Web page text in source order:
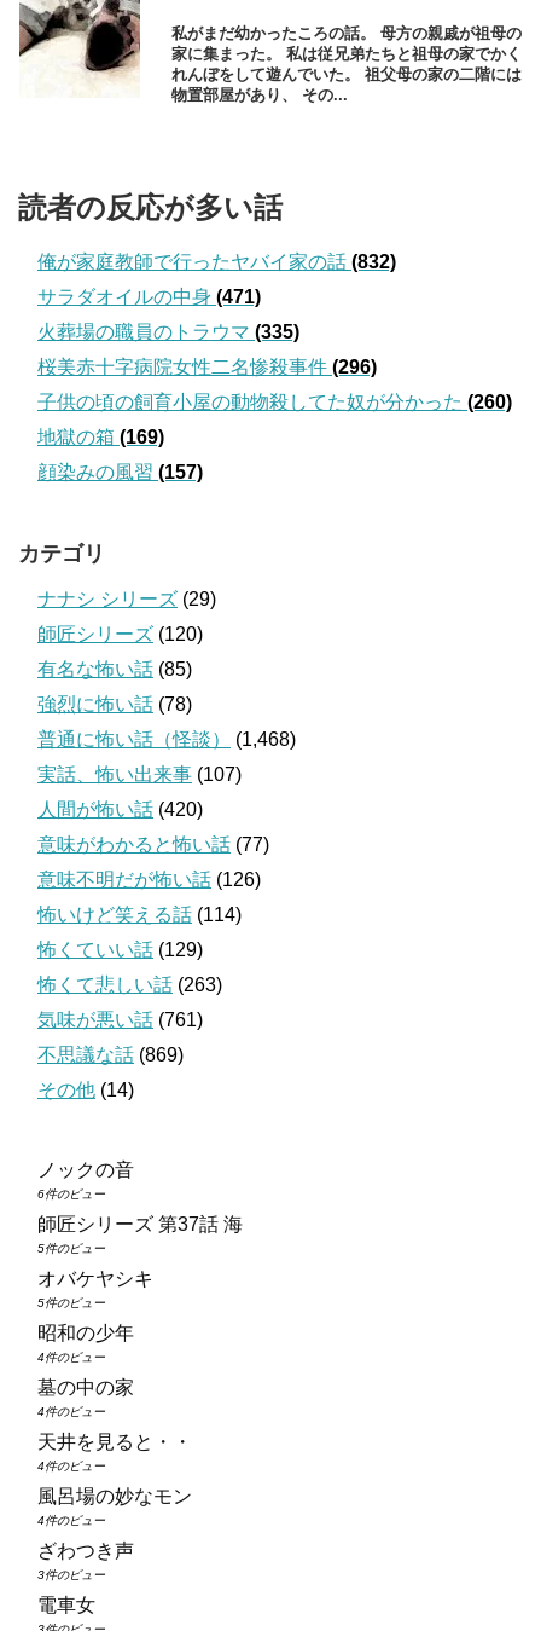
私がまだ幼かったころの話。 母方の親戚が祖母の
家に集まった。 私は従兄弟たちと祖母の家でかく
れんぼをして遊んでいた。 祖父母の家の二階には
物置部屋があり、 その...
読者の反応が多い話
俺が家庭教師で行ったヤバイ家の話 (832)
サラダオイルの中身 (471)
火葬場の職員のトラウマ (335)
桜美赤十字病院女性二名惨殺事件 (296)
子供の頃の飼育小屋の動物殺してた奴が分かった (260)
地獄の箱 (169)
顔染みの風習 (157)
カテゴリ
ナナシ シリーズ (29)
師匠シリーズ (120)
有名な怖い話 (85)
強烈に怖い話 (78)
普通に怖い話（怪談）
(1,468)
実話、怖い出来事 (107)
人間が怖い話 (420)
意味がわかると怖い話 (77)
意味不明だが怖い話 (126)
怖いけど笑える話 (114)
怖くていい話 (129)
怖くて悲しい話 (263)
気味が悪い話 (761)
不思議な話 (869)
その他 (14)
ノックの音
6件のビュー
師匠シリーズ 第37話 海
5件のビュー
オバケヤシキ
5件のビュー
昭和の少年
4件のビュー
墓の中の家
4件のビュー
天井を見ると・・
4件のビュー
風呂場の妙なモン
4件のビュー
ざわつき声
3件のビュー
電車女